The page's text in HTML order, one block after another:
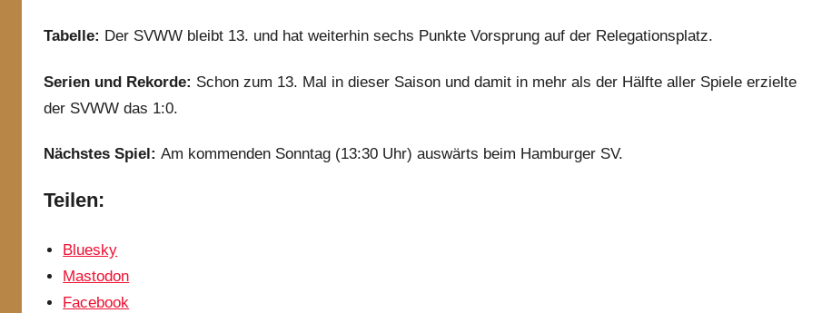
Tabelle: Der SVWW bleibt 13. und hat weiterhin sechs Punkte Vorsprung auf der Relegationsplatz.
Serien und Rekorde: Schon zum 13. Mal in dieser Saison und damit in mehr als der Hälfte aller Spiele erzielte
der SVWW das 1:0.
Nächstes Spiel: Am kommenden Sonntag (13:30 Uhr) auswärts beim Hamburger SV.
Teilen:
Bluesky
Mastodon
Facebook